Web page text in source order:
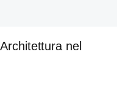
nel